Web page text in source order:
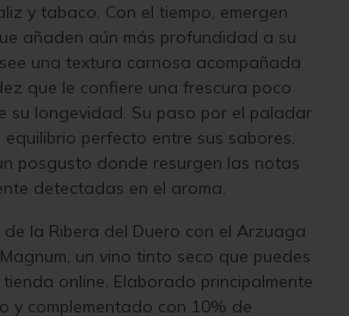
y tabaco. Con el tiempo, emergen
añaden aún más profundidad a su
una textura carnosa acompañada
que le confiere una frescura poco
su longevidad. Su paso por el paladar
perfecto entre sus sabores,
posgusto donde resurgen las notas
detectadas en el aroma.
de la Ribera del Duero con el Arzuaga
un vino tinto seco que puedes
online. Elaborado principalmente
y complementado con 10% de